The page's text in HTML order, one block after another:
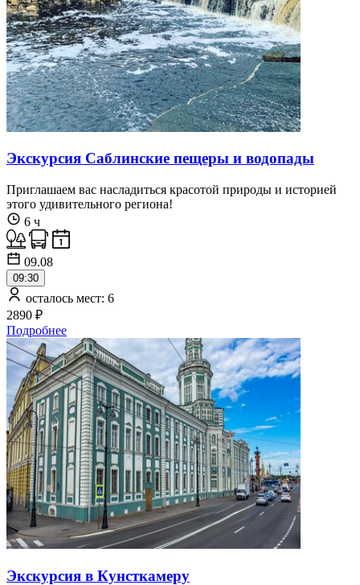
Экскурсия Саблинские пещеры и водопады
Приглашаем вас насладиться красотой природы и историей
этого удивительного региона!
6 ч
09.08
09:30
осталось мест: 6
2890 ₽
Подробнее
Экскурсия в Кунсткамеру